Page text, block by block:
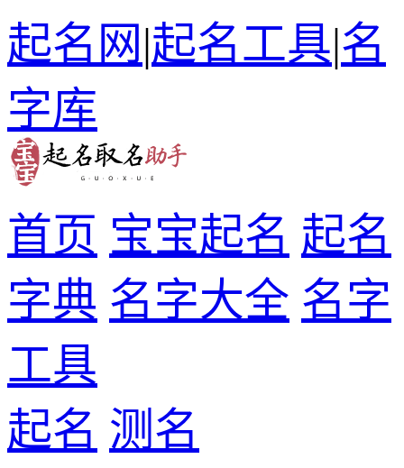
起名网|起名工具|名
字库
首页 宝宝起名 起名
字典 名字大全 名字
工具
起名 测名